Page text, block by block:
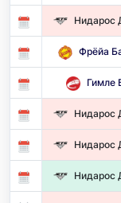
Нидарос
Фрёйа
Гимле
Нидарос
Нидарос
Нидарос